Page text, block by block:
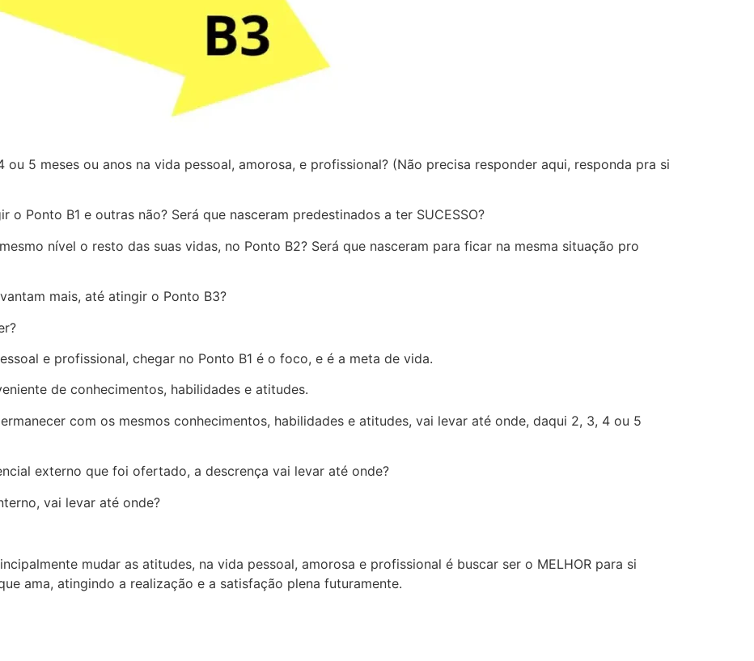
ou 5 meses ou anos na vida pessoal, amorosa, e profissional? (Não precisa responder aqui, responda pra si
o Ponto B1 e outras não? Será que nasceram predestinados a ter SUCESSO?
nível o resto das suas vidas, no Ponto B2? Será que nasceram para ficar na mesma situação pro
mais, até atingir o Ponto B3?
e profissional, chegar no Ponto B1 é o foco, e é a meta de vida.
de conhecimentos, habilidades e atitudes.
com os mesmos conhecimentos, habilidades e atitudes, vai levar até onde, daqui 2, 3, 4 ou 5
externo que foi ofertado, a descrença vai levar até onde?
vai levar até onde?
mudar as atitudes, na vida pessoal, amorosa e profissional é buscar ser o MELHOR para si
ama, atingindo a realização e a satisfação plena futuramente.